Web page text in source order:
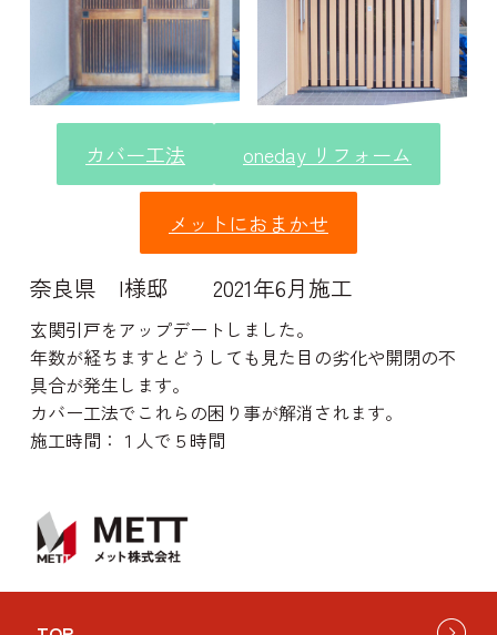
カバー工法 oneday リフォーム
メットにおまかせ
奈良県 I様邸 2021年6月施工
玄関引戸をアップデートしました。
年数が経ちますとどうしても見た目の劣化や開閉の不
具合が発生します。
カバー工法でこれらの困り事が解消されます。
施工時間：１人で５時間